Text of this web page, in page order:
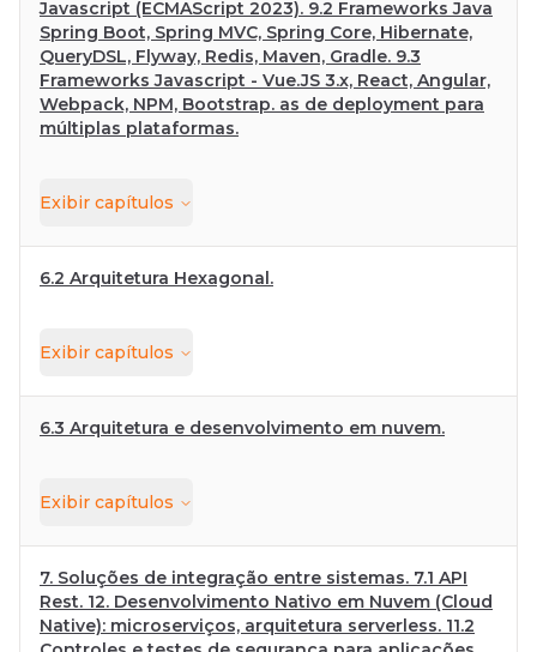
Javascript (ECMAScript 2023). 9.2 Frameworks Java
Spring Boot, Spring MVC, Spring Core, Hibernate,
QueryDSL, Flyway, Redis, Maven, Gradle. 9.3
Frameworks Javascript - Vue.JS 3.x, React, Angular,
Webpack, NPM, Bootstrap. as de deployment para
múltiplas plataformas.
Exibir capítulos
6.2 Arquitetura Hexagonal.
Exibir capítulos
6.3 Arquitetura e desenvolvimento em nuvem.
Exibir capítulos
7. Soluções de integração entre sistemas. 7.1 API
Rest. 12. Desenvolvimento Nativo em Nuvem (Cloud
Native): microserviços, arquitetura serverless. 11.2